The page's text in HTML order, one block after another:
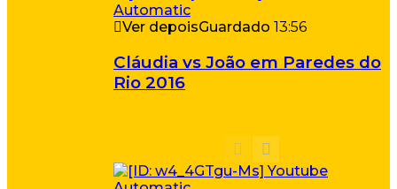
Ver depoisGuardado 13:56
Cláudia vs João em Paredes do
Rio 2016